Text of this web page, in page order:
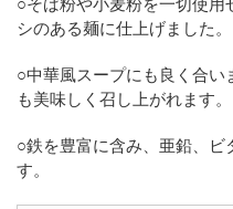
シのある麺に仕上げました。
○中華風スープにも良く合い
も美味しく召し上がれます。
○鉄を豊富に含み、亜鉛、ビ
す。